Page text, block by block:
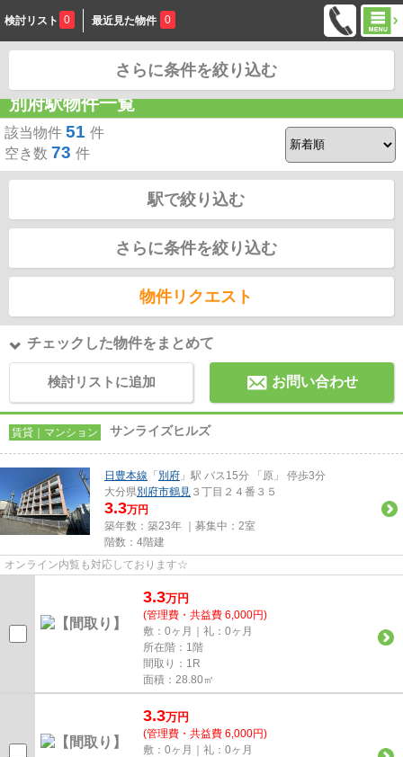
検討リスト 0 最近見た物件 0
別府駅物件一覧
該当物件 51 件
空き数 73 件
駅で絞り込む
さらに条件を絞り込む
物件リクエスト
チェックした物件をまとめて
検討リストに追加 お問い合わせ
賃貸｜マンション サンライズヒルズ
日豊本線 「 別府 」駅 バス15分 「原」 停歩3分
大分県別府市鶴見 ３丁目２４番３５
3.3万円
築年数：築23年 ｜募集中： 2室
階数：4階建
オンライン内覧も対応しております☆
3.3万円
(管理費・共益費 6,000円)
敷：0ヶ月｜礼：0ヶ月
所在階：1階
間取り：1R
面積：28.80㎡
3.3万円
(管理費・共益費 6,000円)
敷：0ヶ月｜礼：0ヶ月
さらに条件を絞り込む